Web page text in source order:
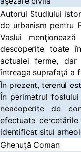
Autorul Studiului
de urbanism pentru
Vaslui
descoperite toate
actualei ferme,
întreaga suprafaţă a
În prezent, terenul
În perimetrul
neacoperite de
efectuate
identificat situl
Ghenuţă Coman